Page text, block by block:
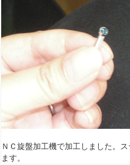
ＮＣ旋盤加工機で加工しました。
ます。